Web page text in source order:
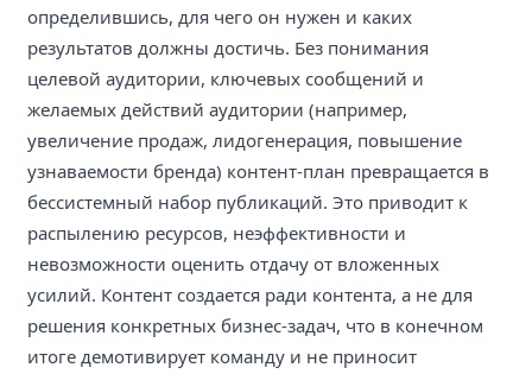
определившись, для чего он нужен и каких
результатов должны достичь. Без понимания
целевой аудитории, ключевых сообщений и
желаемых действий аудитории (например,
увеличение продаж, лидогенерация, повышение
узнаваемости бренда) контент-план превращается в
бессистемный набор публикаций. Это приводит к
распылению ресурсов, неэффективности и
невозможности оценить отдачу от вложенных
усилий. Контент создается ради контента, а не для
решения конкретных бизнес-задач, что в конечном
итоге демотивирует команду и не приносит